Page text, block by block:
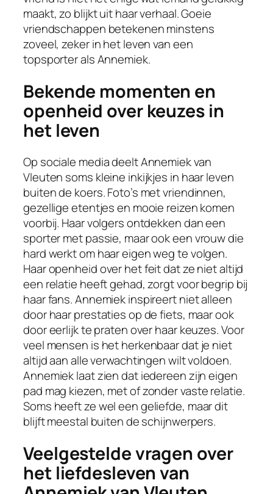
maakt, zo blijkt uit haar verhaal. Goeie
vriendschappen betekenen minstens
zoveel, zeker in het leven van een
topsporter als Annemiek.
Bekende momenten en
openheid over keuzes in
het leven
Op sociale media deelt Annemiek van
Vleuten soms kleine inkijkjes in haar leven
buiten de koers. Foto’s met vriendinnen,
gezellige etentjes en mooie reizen komen
voorbij. Haar volgers ontdekken dan een
sporter met passie, maar ook een vrouw die
hard werkt om haar eigen weg te volgen.
Haar openheid over het feit dat ze niet altijd
een relatie heeft gehad, zorgt voor begrip bij
haar fans. Annemiek inspireert niet alleen
door haar prestaties op de fiets, maar ook
door eerlijk te praten over haar keuzes. Voor
veel mensen is het herkenbaar dat je niet
altijd aan alle verwachtingen wilt voldoen.
Annemiek laat zien dat iedereen zijn eigen
pad mag kiezen, met of zonder vaste relatie.
Soms heeft ze wel een geliefde, maar dit
blijft meestal buiten de schijnwerpers.
Veelgestelde vragen over
het liefdesleven van